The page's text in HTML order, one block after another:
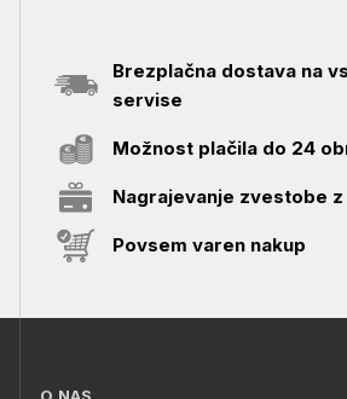
Brezplačna dostava na
servise
Možnost plačila do 24
Nagrajevanje zvestobe
Povsem varen nakup